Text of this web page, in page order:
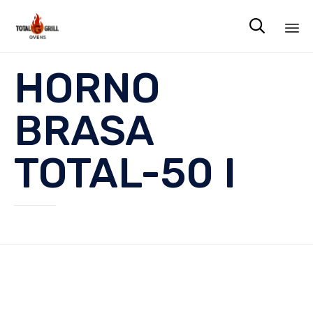

HORNO
BRASA
TOTAL-50 I